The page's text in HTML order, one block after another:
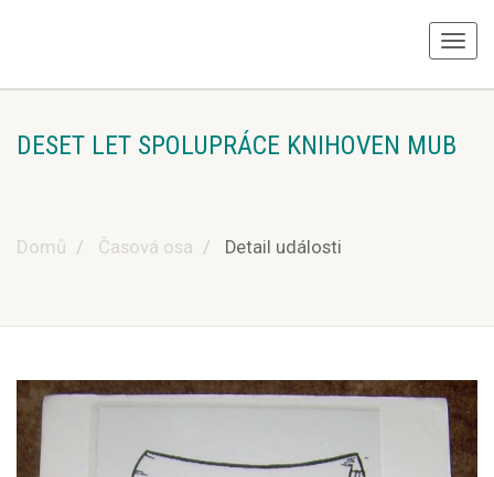
DESET LET SPOLUPRÁCE KNIHOVEN MUB
Domů Časová osa Detail události